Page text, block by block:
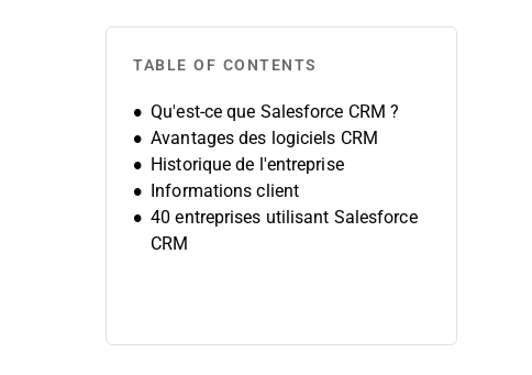
TABLE OF CONTENTS
Qu'est-ce que Salesforce CRM ?
Avantages des logiciels CRM
Historique de l'entreprise
Informations client
40 entreprises utilisant Salesforce
CRM